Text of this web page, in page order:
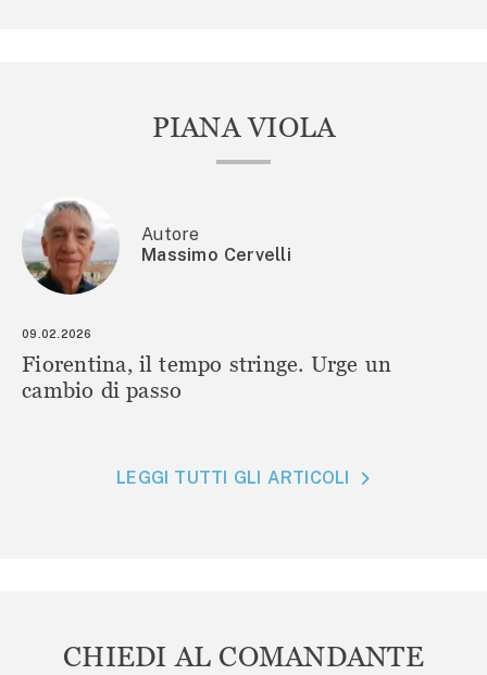
PIANA VIOLA
Autore
Massimo Cervelli
09.02.2026
Fiorentina, il tempo stringe. Urge un
cambio di passo
LEGGI TUTTI GLI ARTICOLI
CHIEDI AL COMANDANTE